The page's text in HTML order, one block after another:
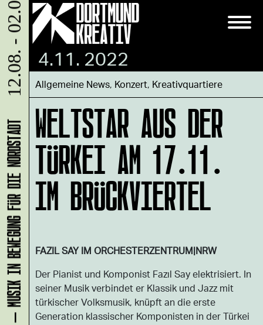
4.11. 2022
Allgemeine News, Konzert, Kreativquartiere
WELTSTAR AUS DER
TÜRKEI AM 17.11.
IM BRÜCKVIERTEL
FAZIL SAY IM ORCHESTERZENTRUM|NRW
Der Pianist und Komponist Fazıl Say elektrisiert. In
seiner Musik verbindet er Klassik und Jazz mit
türkischer Volksmusik, knüpft an die erste
Generation klassischer Komponisten in der Türkei
12.08. - 02.09.